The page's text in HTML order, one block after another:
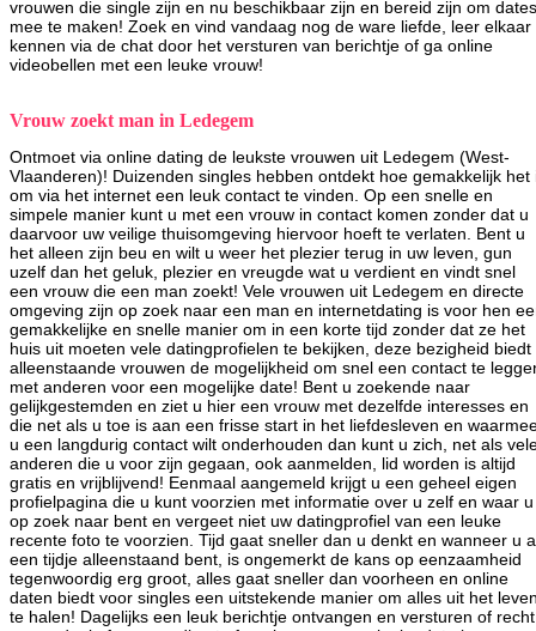
vrouwen die single zijn en nu beschikbaar zijn en bereid zijn om dates
mee te maken! Zoek en vind vandaag nog de ware liefde, leer elkaar
kennen via de chat door het versturen van berichtje of ga online
videobellen met een leuke vrouw!
Vrouw zoekt man in Ledegem
Ontmoet via online dating de leukste vrouwen uit Ledegem (West-
Vlaanderen)! Duizenden singles hebben ontdekt hoe gemakkelijk het
om via het internet een leuk contact te vinden. Op een snelle en
simpele manier kunt u met een vrouw in contact komen zonder dat u
daarvoor uw veilige thuisomgeving hiervoor hoeft te verlaten. Bent u
het alleen zijn beu en wilt u weer het plezier terug in uw leven, gun
uzelf dan het geluk, plezier en vreugde wat u verdient en vindt snel
een vrouw die een man zoekt! Vele vrouwen uit Ledegem en directe
omgeving zijn op zoek naar een man en internetdating is voor hen
gemakkelijke en snelle manier om in een korte tijd zonder dat ze het
huis uit moeten vele datingprofielen te bekijken, deze bezigheid biedt
alleenstaande vrouwen de mogelijkheid om snel een contact te
met anderen voor een mogelijke date! Bent u zoekende naar
gelijkgestemden en ziet u hier een vrouw met dezelfde interesses en
die net als u toe is aan een frisse start in het liefdesleven en
u een langdurig contact wilt onderhouden dan kunt u zich, net als
anderen die u voor zijn gegaan, ook aanmelden, lid worden is altijd
gratis en vrijblijvend! Eenmaal aangemeld krijgt u een geheel eigen
profielpagina die u kunt voorzien met informatie over u zelf en waar u
op zoek naar bent en vergeet niet uw datingprofiel van een leuke
recente foto te voorzien. Tijd gaat sneller dan u denkt en wanneer u
een tijdje alleenstaand bent, is ongemerkt de kans op eenzaamheid
tegenwoordig erg groot, alles gaat sneller dan voorheen en online
daten biedt voor singles een uitstekende manier om alles uit het
te halen! Dagelijks een leuk berichtje ontvangen en versturen of recht